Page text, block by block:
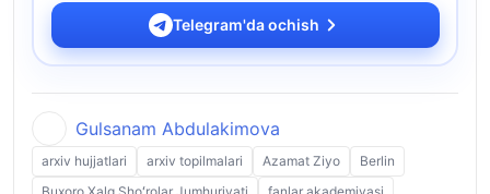
Telegram'da ochish
Gulsanam Abdulakimova
arxiv hujjatlari arxiv topilmalari Azamat Ziyo
Berlin